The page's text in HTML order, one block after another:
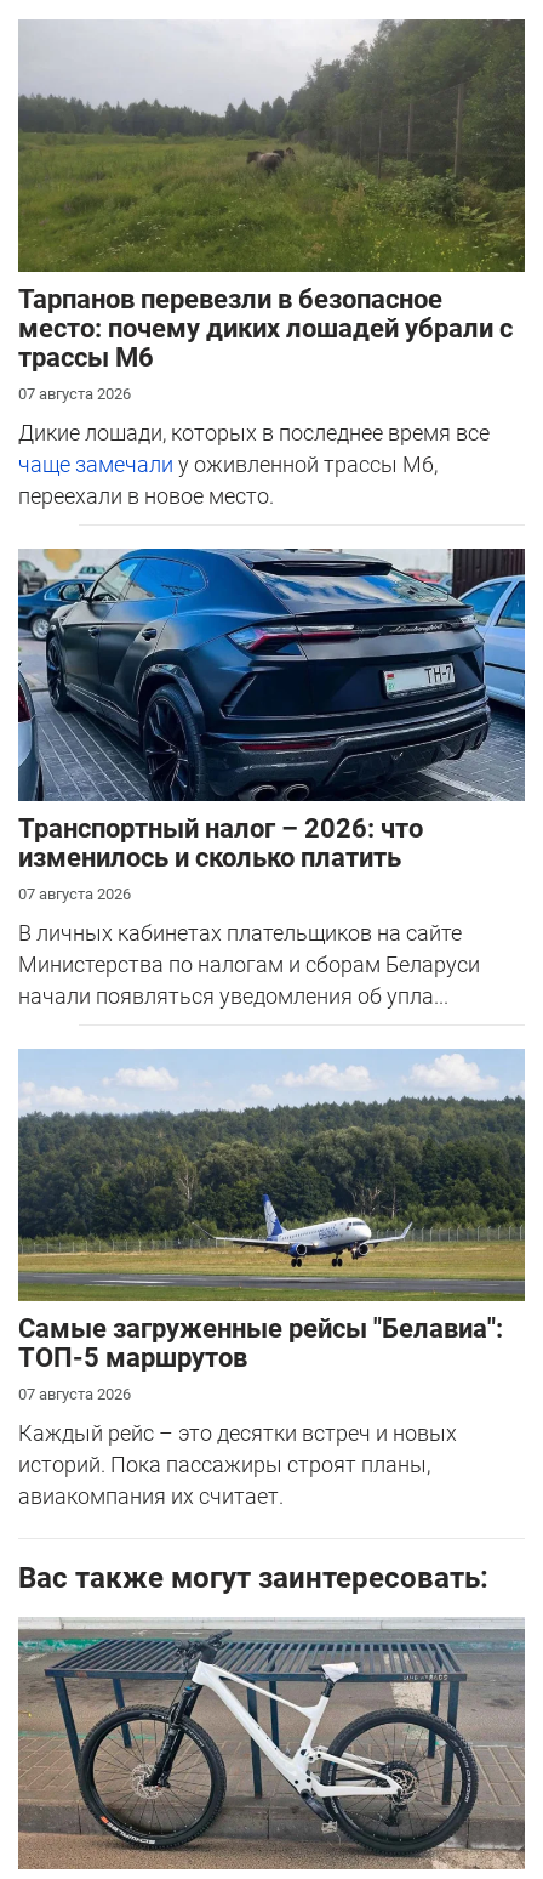
Тарпанов перевезли в безопасное
место: почему диких лошадей убрали с
трассы М6
07 августа 2026
Дикие лошади, которых в последнее время все
чаще замечали у оживленной трассы М6,
переехали в новое место.
Транспортный налог – 2026: что
изменилось и сколько платить
07 августа 2026
В личных кабинетах плательщиков на сайте
Министерства по налогам и сборам Беларуси
начали появляться уведомления об упла...
Самые загруженные рейсы "Белавиа":
ТОП-5 маршрутов
07 августа 2026
Каждый рейс – это десятки встреч и новых
историй. Пока пассажиры строят планы,
авиакомпания их считает.
Вас также могут заинтересовать: